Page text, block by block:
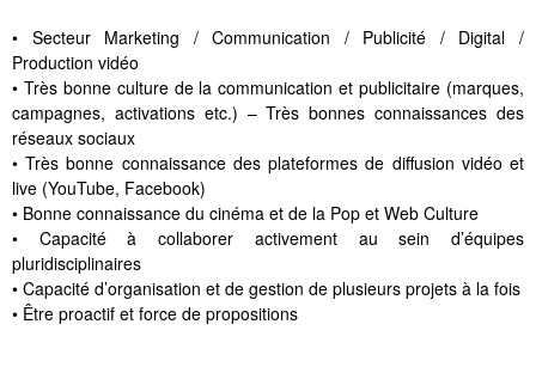
• Secteur Marketing / Communication / Publicité / Digital /
Production vidéo
• Très bonne culture de la communication et publicitaire (marques,
campagnes, activations etc.) – Très bonnes connaissances des
réseaux sociaux
• Très bonne connaissance des plateformes de diffusion vidéo et
live (YouTube, Facebook)
• Bonne connaissance du cinéma et de la Pop et Web Culture
• Capacité à collaborer activement au sein d’équipes
pluridisciplinaires
• Capacité d’organisation et de gestion de plusieurs projets à la fois
• Être proactif et force de propositions